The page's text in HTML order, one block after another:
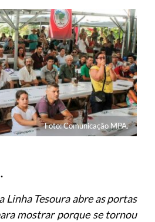
Foto: Comunicação MPA.
Linha Tesoura abre as portas
mostrar porque se tornou